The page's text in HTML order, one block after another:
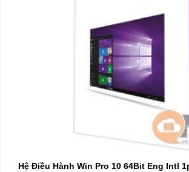
Hệ Điều Hành Win Pro 10 64Bit Eng Intl